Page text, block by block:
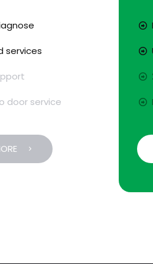
services
door service